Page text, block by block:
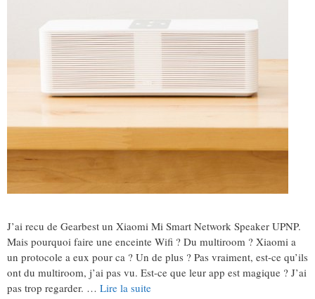
J’ai recu de Gearbest un Xiaomi Mi Smart Network Speaker UPNP.
Mais pourquoi faire une enceinte Wifi ? Du multiroom ? Xiaomi a
un protocole a eux pour ca ? Un de plus ? Pas vraiment, est-ce qu’ils
ont du multiroom, j’ai pas vu. Est-ce que leur app est magique ? J’ai
pas trop regarder. … Lire la suite